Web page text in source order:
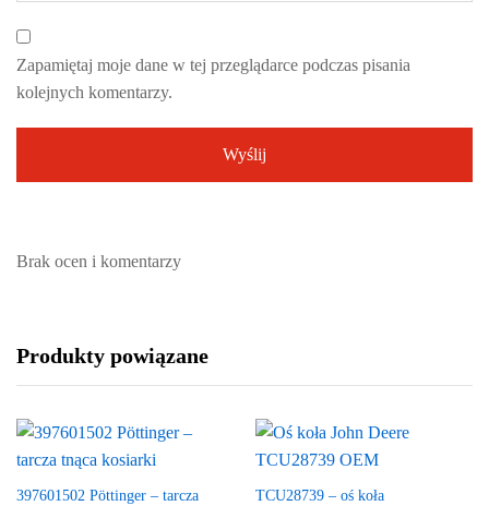
Zapamiętaj moje dane w tej przeglądarce podczas pisania
kolejnych komentarzy.
Brak ocen i komentarzy
Produkty powiązane
397601502 Pöttinger – tarcza
TCU28739 – oś koła